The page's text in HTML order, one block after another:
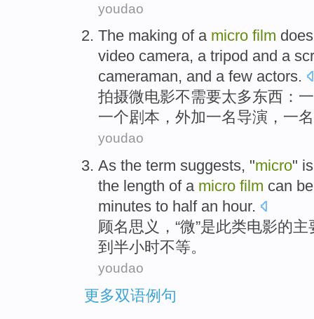
youdao
The making of a micro film
video camera, a tripod and a
cameraman, and a few actors.
拍摄微电影不需要太多东西 ： 一
一个剧本 ， 外加一名导演 ，一
youdao
As the term suggests, "micro" is
the length of a micro film can
minutes to half an hour.
顾名思义 ，“微”是此类电影的主
到 半小时不等。
youdao
更多双语例句